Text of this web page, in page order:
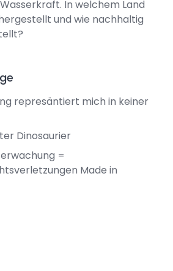
In welchem Land
und wie nachhaltig
represäntiert mich in keiner
Dinosaurier
=
Made in